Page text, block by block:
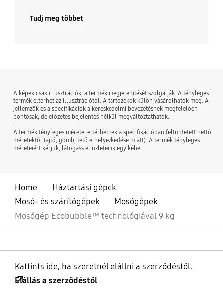
Tudj meg többet
A képek csak illusztrációk, a termék megjelenítését szolgálják. A tényleges
termék eltérhet az illusztrációtól. A tartozékok külön vásárolhatók meg. A
jellemzők és a specifikációk a kereskedelmi bevezetésnek megfelelően
pontosak, de előzetes bejelentés nélkül megváltoztathatók.
A termék tényleges méretei eltérhetnek a specifikációban feltüntetett nettó
méretektől (ajtó, gomb, tető elhelyezkedése miatt). A termék tényleges
méreteiért kérjük, látogass el üzleteink egyikébe.
Home
Háztartási gépek
Mosó- és szárítógépek
Mosógépek
Mosógép Ecobubble™ technológiával 9 kg
Kattints ide, ha szeretnél elállni a szerződéstől.
Elállás a szerződéstől